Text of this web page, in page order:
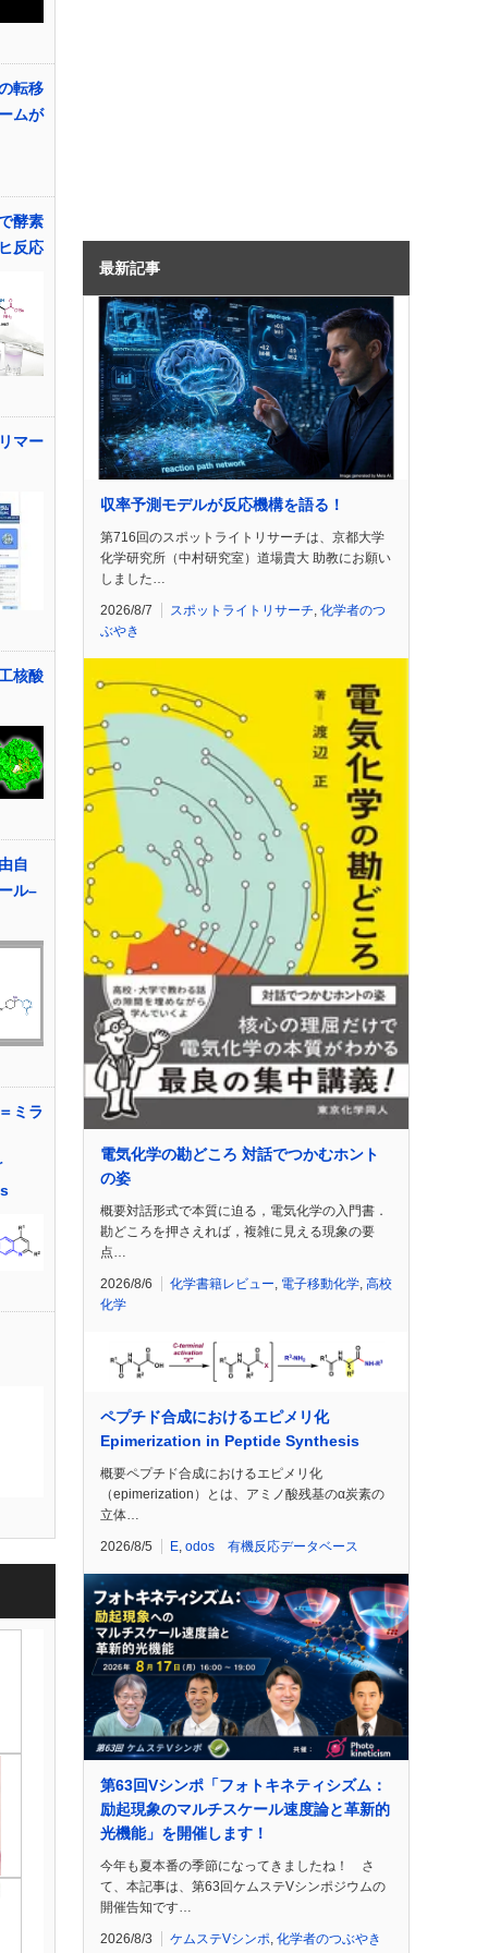
転移
ムが
酵素
反応
マー
核酸
自
ル–
ミラ
最新記事
収率予測モデルが反応機構を語る！
第716回のスポットライトリサーチは、京都大学
化学研究所（中村研究室）道場貴大 助教にお願い
しました…
2026/8/7 スポットライトリサーチ 化学者のつ
ぶやき
電気化学の勘どころ 対話でつかむホント
の姿
概要対話形式で本質に迫る，電気化学の入門書．
勘どころを押さえれば，複雑に見える現象の要
点…
2026/8/6 化学書籍レビュー 電子移動化学 高校
化学
ペプチド合成におけるエピメリ化
Epimerization in Peptide Synthesis
概要ペプチド合成におけるエピメリ化
（epimerization）とは、アミノ酸残基のα炭素の
立体…
2026/8/5 E odos 有機反応データベース
第63回Vシンポ「フォトキネティシズム：
励起現象のマルチスケール速度論と革新的
光機能」を開催します！
今年も夏本番の季節になってきましたね！ さ
て、本記事は、第63回ケムステVシンポジウムの
開催告知です…
2026/8/3 ケムステVシンポ, 化学者のつぶやき